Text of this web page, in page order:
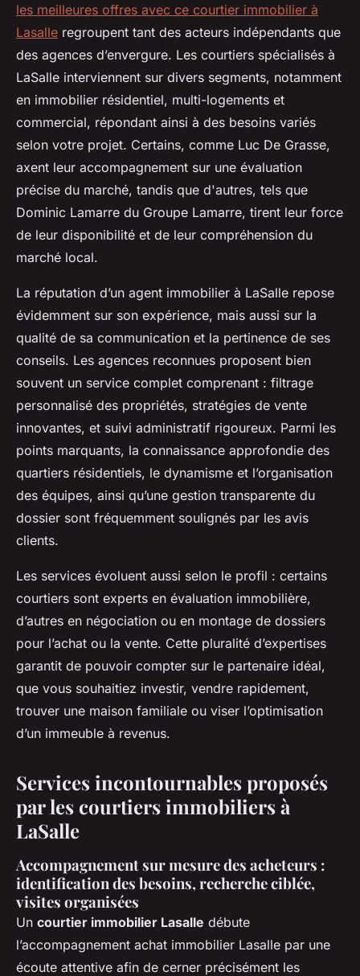
les meilleures offres avec ce courtier immobilier à
Lasalle regroupent tant des acteurs indépendants que
des agences d’envergure. Les courtiers spécialisés à
LaSalle interviennent sur divers segments, notamment
en immobilier résidentiel, multi-logements et
commercial, répondant ainsi à des besoins variés
selon votre projet. Certains, comme Luc De Grasse,
axent leur accompagnement sur une évaluation
précise du marché, tandis que d'autres, tels que
Dominic Lamarre du Groupe Lamarre, tirent leur force
de leur disponibilité et de leur compréhension du
marché local.
La réputation d’un agent immobilier à LaSalle repose
évidemment sur son expérience, mais aussi sur la
qualité de sa communication et la pertinence de ses
conseils. Les agences reconnues proposent bien
souvent un service complet comprenant : filtrage
personnalisé des propriétés, stratégies de vente
innovantes, et suivi administratif rigoureux. Parmi les
points marquants, la connaissance approfondie des
quartiers résidentiels, le dynamisme et l’organisation
des équipes, ainsi qu’une gestion transparente du
dossier sont fréquemment soulignés par les avis
clients.
Les services évoluent aussi selon le profil : certains
courtiers sont experts en évaluation immobilière,
d’autres en négociation ou en montage de dossiers
pour l’achat ou la vente. Cette pluralité d’expertises
garantit de pouvoir compter sur le partenaire idéal,
que vous souhaitiez investir, vendre rapidement,
trouver une maison familiale ou viser l’optimisation
d’un immeuble à revenus.
Services incontournables proposés
par les courtiers immobiliers à
LaSalle
Accompagnement sur mesure des acheteurs :
identification des besoins, recherche ciblée,
visites organisées
Un courtier immobilier Lasalle débute
l’accompagnement achat immobilier Lasalle par une
écoute attentive afin de cerner précisément les